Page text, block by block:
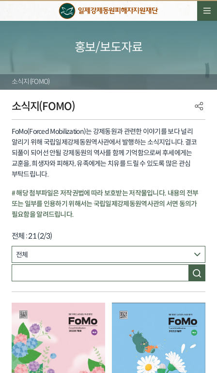
홍보/보도자료
소식지(FOMO)
소식지(FOMO)
FoMo(Forced Mobilization)는 강제동원과 관련한 이야기를 보다 널리
알리기 위해 국립일제강제동원역사관에서 발행하는 소식지입니다. 결코
되풀이 되어선 안될 강제동원의 역사를 함께 기억함으로써 후세에게는
교훈을, 희생자와 피해자, 유족에게는 치유를 드릴 수 있도록 많은 관심
부탁드립니다.
# 해당 첨부파일은 저작권법에 따라 보호받는 저작물입니다. 내용의 전부
또는 일부를 인용하기 위해서는 국립일제강제동원역사관의 서면 동의가
필요함을 알려드립니다.
전체 :21(2/3)